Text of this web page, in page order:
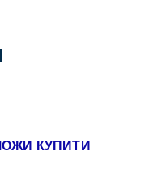
КУПИТИ